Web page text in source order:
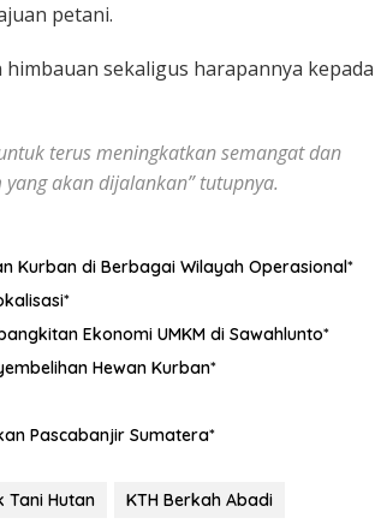
petani.
sekaligus harapannya kepada
terus meningkatkan semangat dan
akan dijalankan” tutupnya.
Kurban di Berbagai Wilayah Operasional*
Ekonomi UMKM di Sawahlunto*
Hewan Kurban*
Pascabanjir Sumatera*
Tani Hutan KTH Berkah Abadi